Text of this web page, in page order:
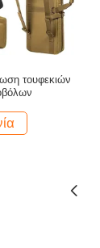
τουφεκιών